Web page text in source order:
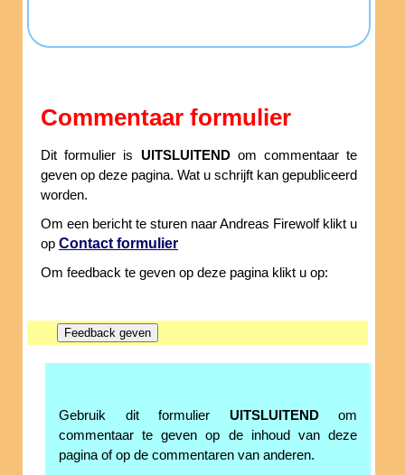
Commentaar formulier
Dit formulier is UITSLUITENDom commentaar te
geven op deze pagina. Wat u schrijft kan gepubliceerd
worden.
Om een bericht te sturen naar Andreas Firewolf klikt u
op Contact formulier
Om feedback te geven op deze pagina klikt u op:
Gebruik dit formulier UITSLUITENDom
commentaar te geven op de inhoud van deze
pagina of op de commentaren van anderen.